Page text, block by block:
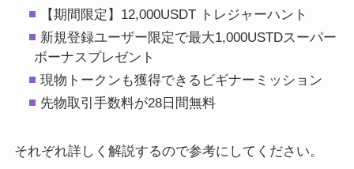
【期間限定】12,000USDT トレジャーハント
新規登録ユーザー限定で最大1,000USTDスーパー
ボーナスプレゼント
現物トークンも獲得できるビギナーミッション
先物取引手数料が28日間無料
それぞれ詳しく解説するので参考にしてください。